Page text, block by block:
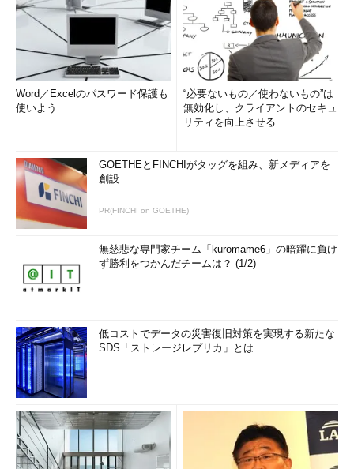
Word／Excelのパスワード保護も
使いよう
“必要ないもの／使わないもの”は
無効化し、クライアントのセキュ
リティを向上させる
GOETHEとFINCHIがタッグを組み、新メディアを
創設
PR(FINCHI on GOETHE)
無慈悲な専門家チーム「kuromame6」の暗躍に負け
ず勝利をつかんだチームは？ (1/2)
低コストでデータの災害復旧対策を実現する新たな
SDS「ストレージレプリカ」とは